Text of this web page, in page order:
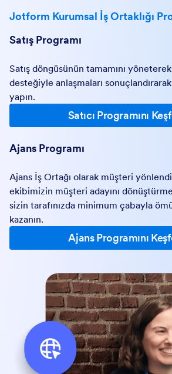
Jotform Kurumsal İş Ortaklığı
Satış Programı
Satış döngüsünün tamamını
desteğiyle anlaşmaları
yapın.
Satıcı Programını
Ajans Programı
Ajans İş Ortağı olarak müşteri
ekibimizin müşteri adayını
sizin tarafınızda minimum çabayla
kazanın.
Ajans Programını